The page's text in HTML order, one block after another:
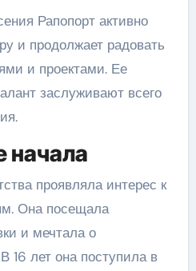
Рапопорт активно
и продолжает радовать
и проектами. Ее
заслуживают всего
начала
проявляла интерес к
Она посещала
и мечтала о
16 лет она поступила в